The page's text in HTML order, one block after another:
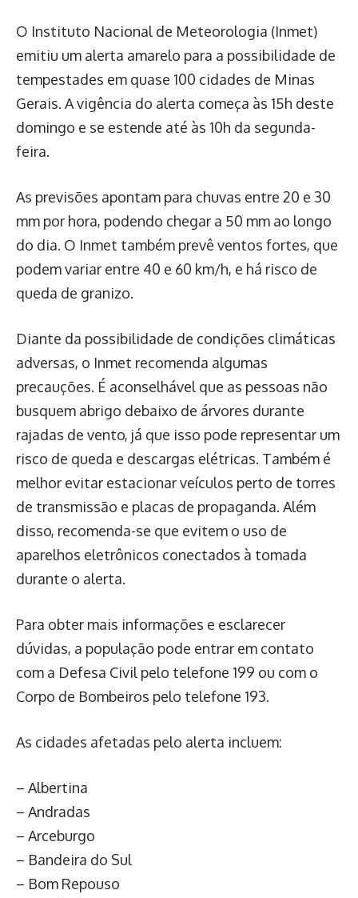
O Instituto Nacional de Meteorologia (Inmet)
emitiu um alerta amarelo para a possibilidade de
tempestades em quase 100 cidades de Minas
Gerais. A vigência do alerta começa às 15h deste
domingo e se estende até às 10h da segunda-
feira.
As previsões apontam para chuvas entre 20 e 30
mm por hora, podendo chegar a 50 mm ao longo
do dia. O Inmet também prevê ventos fortes, que
podem variar entre 40 e 60 km/h, e há risco de
queda de granizo.
Diante da possibilidade de condições climáticas
adversas, o Inmet recomenda algumas
precauções. É aconselhável que as pessoas não
busquem abrigo debaixo de árvores durante
rajadas de vento, já que isso pode representar um
risco de queda e descargas elétricas. Também é
melhor evitar estacionar veículos perto de torres
de transmissão e placas de propaganda. Além
disso, recomenda-se que evitem o uso de
aparelhos eletrônicos conectados à tomada
durante o alerta.
Para obter mais informações e esclarecer
dúvidas, a população pode entrar em contato
com a Defesa Civil pelo telefone 199 ou com o
Corpo de Bombeiros pelo telefone 193.
As cidades afetadas pelo alerta incluem:
– Albertina
– Andradas
– Arceburgo
– Bandeira do Sul
– Bom Repouso